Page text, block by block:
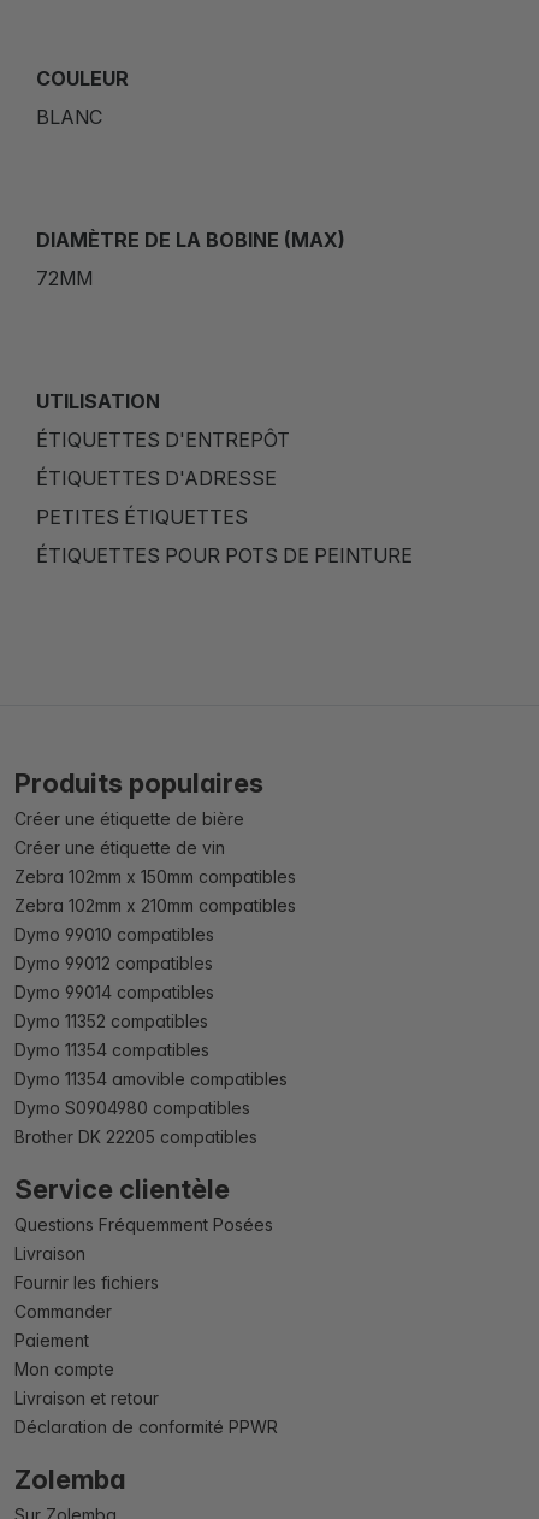
COULEUR
BLANC
DIAMÈTRE DE LA BOBINE (MAX)
72MM
UTILISATION
ÉTIQUETTES D'ENTREPÔT
ÉTIQUETTES D'ADRESSE
PETITES ÉTIQUETTES
ÉTIQUETTES POUR POTS DE PEINTURE
Produits populaires
Créer une étiquette de bière
Créer une étiquette de vin
Zebra 102mm x 150mm compatibles
Zebra 102mm x 210mm compatibles
Dymo 99010 compatibles
Dymo 99012 compatibles
Dymo 99014 compatibles
Dymo 11352 compatibles
Dymo 11354 compatibles
Dymo 11354 amovible compatibles
Dymo S0904980 compatibles
Brother DK 22205 compatibles
Service clientèle
Questions Fréquemment Posées
Livraison
Fournir les fichiers
Commander
Paiement
Mon compte
Livraison et retour
Déclaration de conformité PPWR
Zolemba
Sur Zolemba